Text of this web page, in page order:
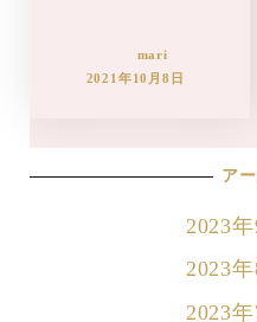
mari
2021年10月8日
ア
2023年
2023年
2023年